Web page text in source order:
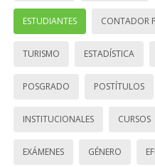
ESTUDIANTES CONTADOR
TURISMO ESTADÍSTICA
POSGRADO POSTÍTULOS
INSTITUCIONALES CURSOS
EXÁMENES GÉNERO